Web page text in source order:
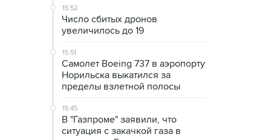
15:52
Число сбитых дронов
увеличилось до 19
15:51
Самолет Boeing 737 в аэропорту
Норильска выкатился за
пределы взлетной полосы
15:45
В "Газпроме" заявили, что
ситуация с закачкой газа в